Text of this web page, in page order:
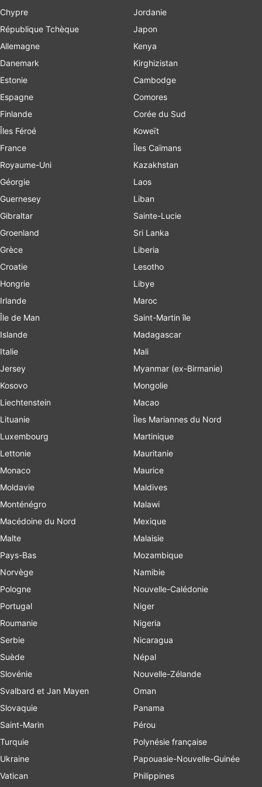
Chypre
République Tchèque
Allemagne
Danemark
Estonie
Espagne
Finlande
Îles Féroé
France
Royaume-Uni
Géorgie
Guernesey
Gibraltar
Groenland
Grèce
Croatie
Hongrie
Irlande
Île de Man
Islande
Italie
Jersey
Kosovo
Liechtenstein
Lituanie
Luxembourg
Lettonie
Monaco
Moldavie
Monténégro
Macédoine du Nord
Malte
Pays-Bas
Norvège
Pologne
Portugal
Roumanie
Serbie
Suède
Slovénie
Svalbard et Jan Mayen
Slovaquie
Saint-Marin
Turquie
Ukraine
Vatican
Jordanie
Japon
Kenya
Kirghizistan
Cambodge
Comores
Corée du Sud
Koweït
Îles Caïmans
Kazakhstan
Laos
Liban
Sainte-Lucie
Sri Lanka
Liberia
Lesotho
Libye
Maroc
Saint-Martin île
Madagascar
Mali
Myanmar (ex-Birmanie)
Mongolie
Macao
Îles Mariannes du Nord
Martinique
Mauritanie
Maurice
Maldives
Malawi
Mexique
Malaisie
Mozambique
Namibie
Nouvelle-Calédonie
Niger
Nigeria
Nicaragua
Népal
Nouvelle-Zélande
Oman
Panama
Pérou
Polynésie française
Papouasie-Nouvelle-Guinée
Philippines